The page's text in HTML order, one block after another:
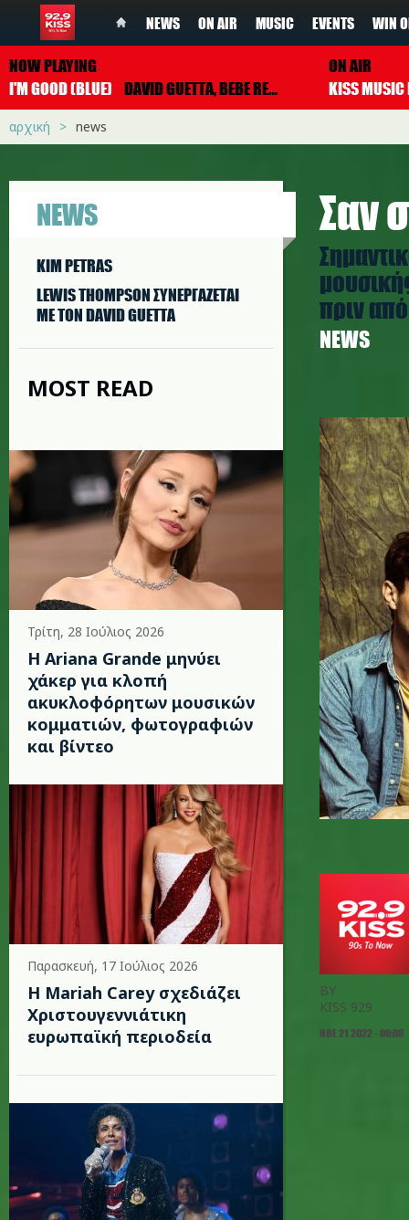
NEWS ON AIR MUSIC EVENTS WIN
NOW PLAYING
I'M GOOD (BLUE)
DAVID GUETTA, BEBE REXHA
ON AIR
αρχική news
NEWS
KIM PETRAS
LEWIS THOMPSON ΣΥΝΕΡΓAΖΕΤΑΙ
ΜΕ ΤΟΝ DAVID GUETTA
MOST READ
Τρίτη, 28 Ιούλιος 2026
Η Ariana Grande μηνύει
χάκερ για κλοπή
ακυκλοφόρητων μουσικών
κομματιών, φωτογραφιών
και βίντεο
Παρασκευή, 17 Ιούλιος 2026
Η Mariah Carey σχεδιάζει
Χριστουγεννιάτικη
ευρωπαϊκή περιοδεία
Σαν
πριν
NEWS
BY
KISS 929
ΝΟΕ 21 2022 - 00:00